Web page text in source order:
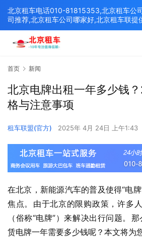
首页 新闻
北京电牌出租一年多少钱
格与注意事项
租车联盟(官方) 2025年 4月 24日 上午1:43
在北京，新能源汽车的普及使得“电
焦点。​由于北京的限购政策，许多
（俗称“电牌”）来解决出行问题。​
赁电牌一年需要多少钱呢？​本文将为
北京租车电话010-81815353,北京租车公
司推荐,北京租车公司哪家好,北京租车联提
决方案,打造北京优质的租车平台！